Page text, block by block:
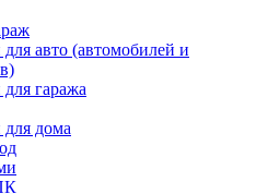
авто (автомобилей и
гаража
дома